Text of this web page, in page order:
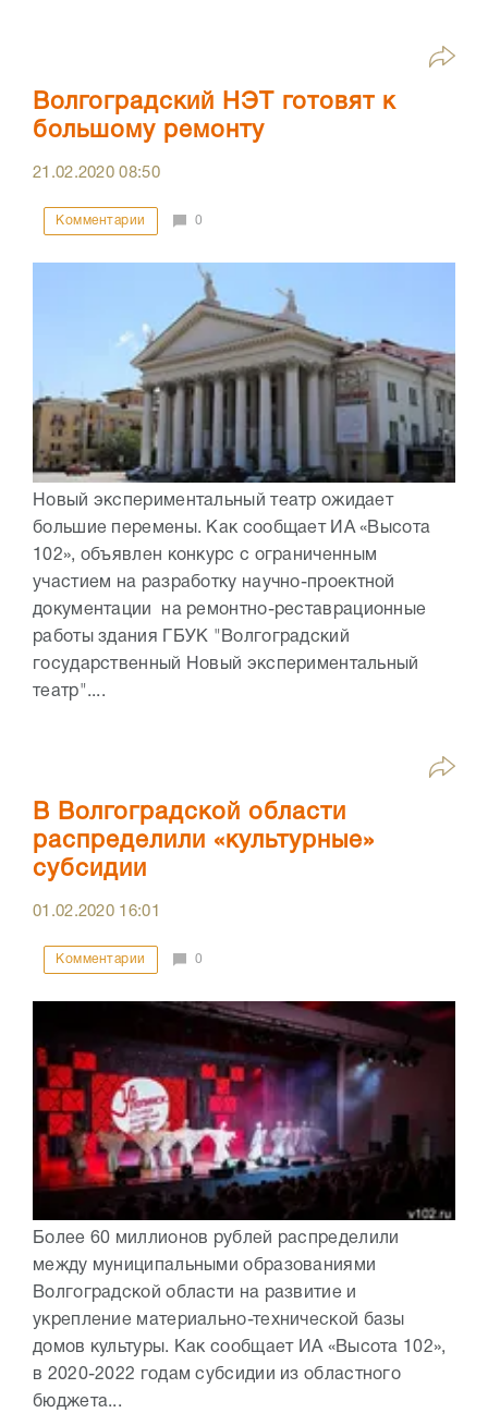
Волгоградский НЭТ готовят к
большому ремонту
21.02.202008:50
Комментарии 0
Новый экспериментальный театр ожидает
большие перемены. Как сообщает ИА «Высота
102», объявлен конкурс с ограниченным
участием на разработку научно-проектной
документации на ремонтно-реставрационные
работы здания ГБУК "Волгоградский
государственный Новый экспериментальный
театр"....
В Волгоградской области
распределили «культурные»
субсидии
01.02.2020 16:01
Комментарии 0
Более 60 миллионов рублей распределили
между муниципальными образованиями
Волгоградской области на развитие и
укрепление материально-технической базы
домов культуры. Как сообщает ИА «Высота 102»,
в 2020-2022 годам субсидии из областного
бюджета...